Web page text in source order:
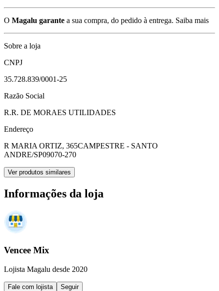
O Magalu garante a sua compra, do pedido à entrega. Saiba mais
Sobre a loja
CNPJ
35.728.839/0001-25
Razão Social
R.R. DE MORAES UTILIDADES
Endereço
R MARIA ORTIZ, 365CAMPESTRE - SANTO
ANDRE/SP09070-270
Ver produtos similares
Informações da loja
Vencee Mix
Lojista Magalu desde 2020
Fale com lojista Seguir